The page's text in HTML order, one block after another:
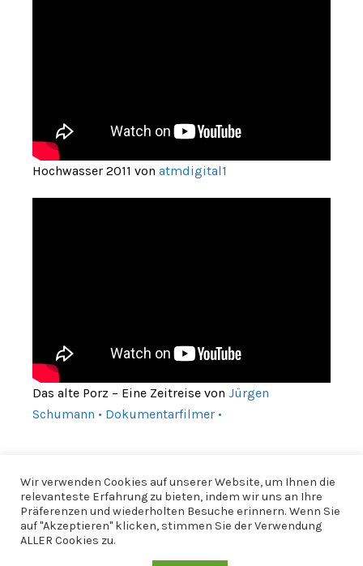
Hochwasser 2011 von atmdigital1
Das alte Porz – Eine Zeitreise von Jürgen
Schumann • Dokumentarfilmer •
Wir verwenden Cookies auf unserer Website, um Ihnen die
relevanteste Erfahrung zu bieten, indem wir uns an Ihre
Präferenzen und wiederholten Besuche erinnern. Wenn Sie
auf "Akzeptieren" klicken, stimmen Sie der Verwendung
ALLER Cookies zu.